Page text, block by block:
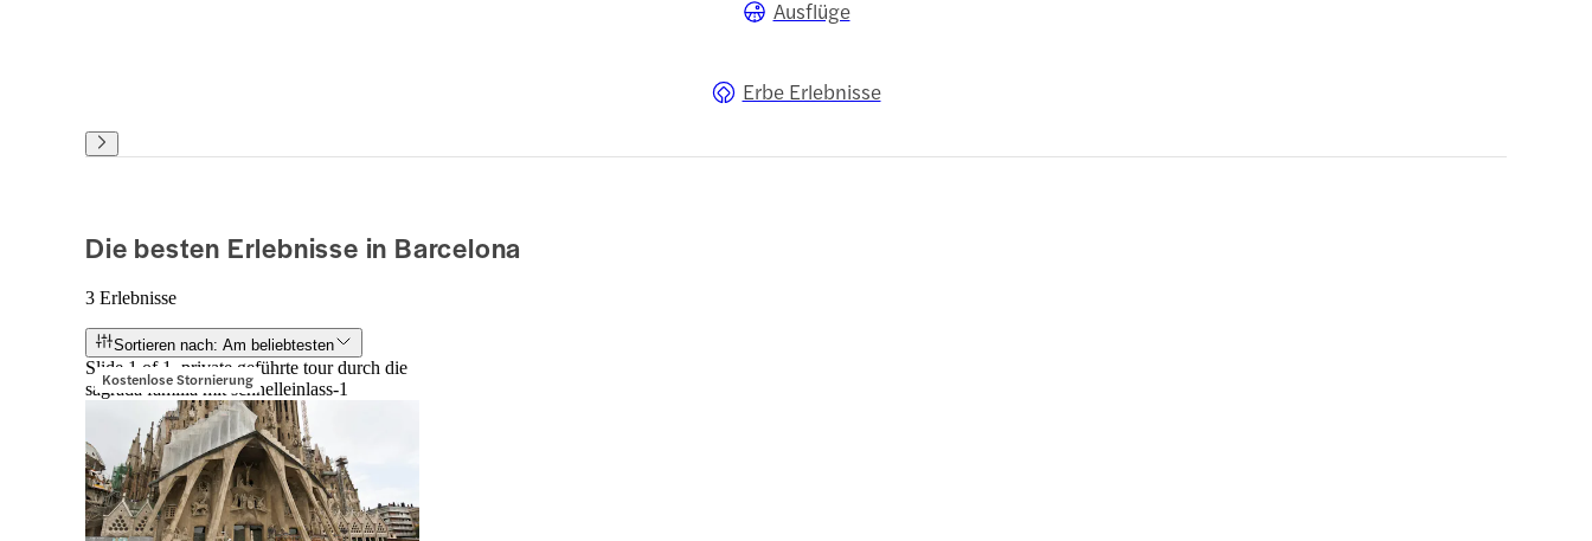
Ausflüge
Erbe Erlebnisse
Die besten Erlebnisse in Barcelona
3 Erlebnisse
Sortieren nach: Am beliebtesten
Kostenlose Stornierung
Slide 1 of 1, private geführte tour durch die
sagrada família mit schnelleinlass-1